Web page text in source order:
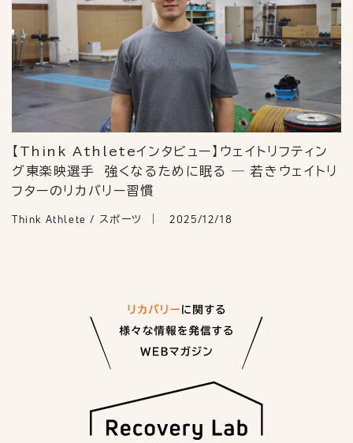
【Think Athleteインタビュー】ウェイトリフティン
グ東楽映選手 強くなるために眠る ― 若きウェイトリ
フターのリカバリー習慣
Think Athlete / スポーツ 2025/12/18